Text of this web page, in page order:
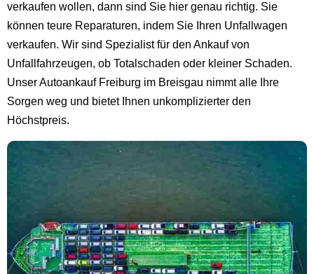
verkaufen wollen, dann sind Sie hier genau richtig. Sie
können teure Reparaturen, indem Sie Ihren Unfallwagen
verkaufen. Wir sind Spezialist für den Ankauf von
Unfallfahrzeugen, ob Totalschaden oder kleiner Schaden.
Unser Autoankauf Freiburg im Breisgau nimmt alle Ihre
Sorgen weg und bietet Ihnen unkomplizierter den
Höchstpreis.